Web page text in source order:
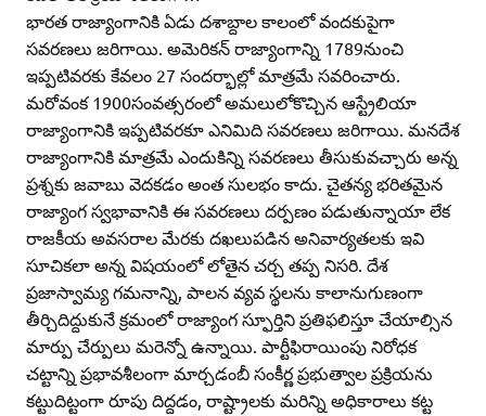
భారత రాజ్యాంగానికి ఏడు దశాబ్దాల కాలంలో వందకుపైగా
సవరణలు జరిగాయి. అమెరికన్‌ రాజ్యాంగాన్ని 1789నుంచి
ఇప్పటివరకు కేవలం 27 సందర్భాల్లో మాత్రమే సవరించారు.
మరోవంక 1900సంవత్సరంలో అమలులోకొచ్చిన ఆస్ట్రేలియా
రాజ్యాంగానికి ఇప్పటివరకూ ఎనిమిది సవరణలు జరిగాయి. మనదేశ
రాజ్యాంగానికి మాత్రమే ఎందుకిన్ని సవరణలు తీసుకువచ్చారు అన్న
ప్రశ్నకు జవాబు వెదకడం అంత సులభం కాదు. చైతన్య భరితమైన
రాజ్యాంగ స్వభావానికి ఈ సవరణలు దర్పణం పడుతున్నాయా లేక
రాజకీయ అవసరాల మేరకు దఖలుపడిన అనివార్యతలకు ఇవి
సూచికలా అన్న విషయంలో లోతైన చర్చ తప్ప నిసరి. దేశ
ప్రజాస్వామ్య గమనాన్ని, పాలన వ్యవ స్థలను కాలానుగుణంగా
తీర్చిదిద్దుకునే క్రమంలో రాజ్యాంగ స్ఫూర్తిని ప్రతిఫలిస్తూ చేయాల్సిన
మార్పు చేర్పులు మరెన్నో ఉన్నాయి. పార్టీఫిరాయింపు నిరోధక
చట్టాన్ని ప్రభావశీలంగా మార్చడంబీ సంకీర్ణ ప్రభుత్వాల ప్రక్రియను
కట్టుదిట్టంగా రూపు దిద్దడం, రాష్ట్రాలకు మరిన్ని అధికారాలు కట్ట